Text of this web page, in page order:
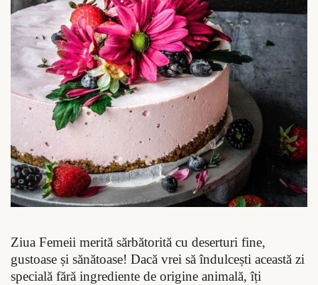
Ziua Femeii merită sărbătorită cu deserturi fine,
gustoase și sănătoase! Dacă vrei să îndulcești această zi
specială fără ingrediente de origine animală, îți